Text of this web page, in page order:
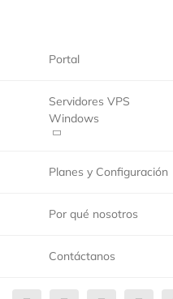
Portal
Servidores VPS
Windows
Planes y Configuración
Por qué nosotros
Contáctanos